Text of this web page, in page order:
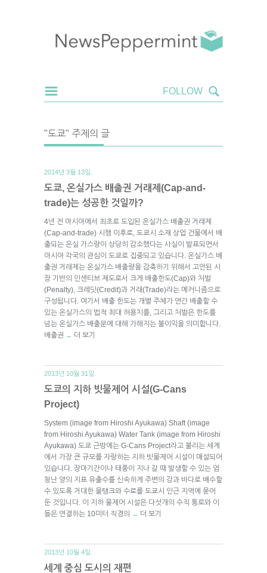
"도쿄" 주제의 글
2014년 3월 13일.
도쿄, 온실가스 배출권 거래제(Cap-and-
trade)는 성공한 것일까?
4년 전 아시아에서 최초로 도입된 온실가스 배출권 거래제
(Cap-and-trade) 시행 이후로, 도쿄시 소재 상업 건물에서 배
출되는 온실 가스량이 상당히 감소했다는 사실이 발표되면서
아시아 각국의 관심이 도쿄로 집중되고 있습니다. 온실가스 배
출권 거래제는 온실가스 배출량을 감축하기 위해서 고안된 시
장 기반의 인센티브 제도로서 크게 배출한도(Cap)와 처벌
(Penalty), 크레딧(Credit)과 거래(Trade)라는 메커니즘으로
구성됩니다. 여기서 배출 한도는 개별 주체가 연간 배출할 수
있는 온실가스의 법적 최대 허용치를, 그리고 처벌은 한도를
넘는 온실가스 배출분에 대해 가해지는 불이익을 의미합니다.
배출권 → 더 보기
2013년 10월 31일.
도쿄의 지하 빗물제어 시설(G-Cans
Project)
System (image from Hiroshi Ayukawa) Shaft (image
from Hiroshi Ayukawa) Water Tank (image from Hiroshi
Ayukawa) 도쿄 근방에는 G-Cans Project라고 불리는 세계
에서 가장 큰 규모를 자랑하는 지하 빗물제어 시설이 매설되어
있습니다. 장마기간이나 태풍이 지나 갈 때 발생할 수 있는 엄
청난 양의 지표 유출수를 신속하게 주변의 강과 바다로 배수할
수 있도록 거대한 물탱크와 수로를 도쿄시 인근 지역에 묻어
둔 것입니다. 이 지하 물제어 시설은 다섯개의 수직 통로와 이
들은 연결하는 10미터 직경의
→ 더 보기
2013년 10월 4일.
세계 중심 도시의 재편